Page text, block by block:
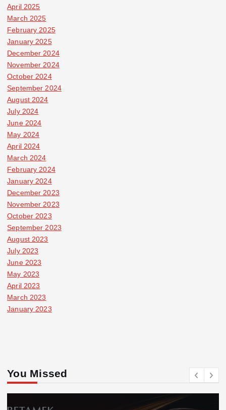
April 2025
March 2025
February 2025
January 2025
December 2024
November 2024
October 2024
September 2024
August 2024
July 2024
June 2024
May 2024
April 2024
March 2024
February 2024
January 2024
December 2023
November 2023
October 2023
September 2023
August 2023
July 2023
June 2023
May 2023
April 2023
March 2023
January 2023
You Missed